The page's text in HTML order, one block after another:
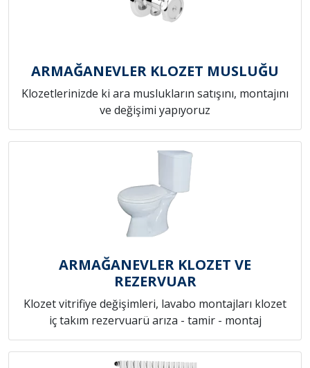
ARMAĞANEVLER KLOZET MUSLUĞU
Klozetlerinizde ki ara muslukların satışını, montajını
ve değişimi yapıyoruz
ARMAĞANEVLER KLOZET VE
REZERVUAR
Klozet vitrifiye değişimleri, lavabo montajları klozet
iç takım rezervuarü arıza - tamir - montaj